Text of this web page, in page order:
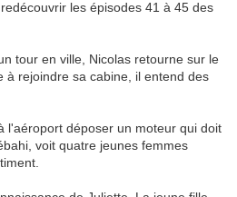
les épisodes 41 à 45 des
tour en ville, Nicolas retourne sur le
à rejoindre sa cabine, il entend des
l'aéroport déposer un moteur qui doit
voit quatre jeunes femmes